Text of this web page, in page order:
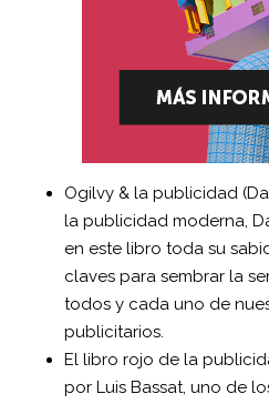
Ogilvy & la publicidad
la publicidad moderna,
en este libro toda su
claves para sembrar la
todos y cada uno de
publicitarios.
El libro rojo de la
por Luis Bassat, uno de